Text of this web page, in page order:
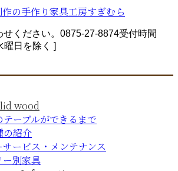
ください。 0875-27-8874受付時間
曜日を除く ]
wood
テーブルができるまで
の紹介
サービス・メンテナンス
ー別家具